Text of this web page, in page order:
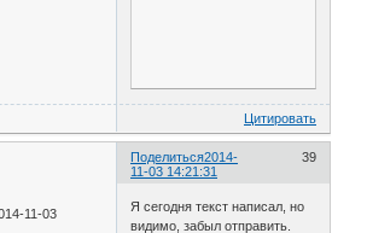
Цитировать
Поделиться 39
2014-
11-03 14:21:31
11-03
Я сегодня текст написал, но
видимо, забыл отправить.